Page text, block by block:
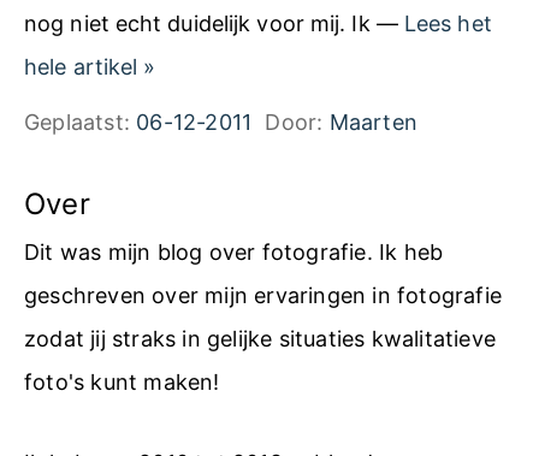
m
nog niet echt duidelijk voor mij. Ik — Lees het
hele artikel E
e
»
Geplaatst: 06-12-2011 Door: Maarten
Over
Dit was mijn blog over fotografie. Ik heb
geschreven over mijn ervaringen in fotografie
zodat jij straks in gelijke situaties kwalitatieve
foto's kunt maken!